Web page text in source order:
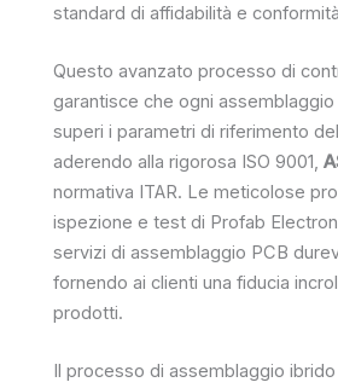
standard di affidabilità e
Questo avanzato processo di
garantisce che ogni
superi i parametri di riferimento
aderendo alla rigorosa ISO 9001,
normativa ITAR. Le meticolose
ispezione e test di Profab
servizi di assemblaggio PCB
fornendo ai clienti una fiducia
prodotti.
Il processo di assemblaggio ibrido